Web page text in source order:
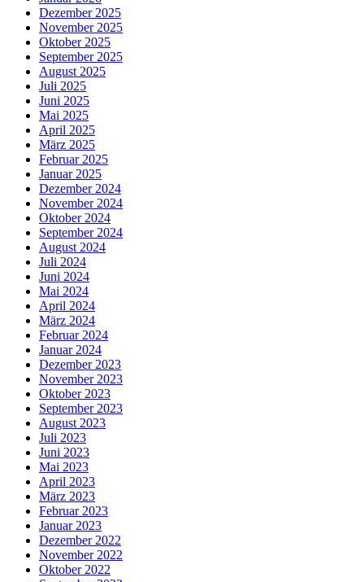
Dezember 2025
November 2025
Oktober 2025
September 2025
August 2025
Juli 2025
Juni 2025
Mai 2025
April 2025
März 2025
Februar 2025
Januar 2025
Dezember 2024
November 2024
Oktober 2024
September 2024
August 2024
Juli 2024
Juni 2024
Mai 2024
April 2024
März 2024
Februar 2024
Januar 2024
Dezember 2023
November 2023
Oktober 2023
September 2023
August 2023
Juli 2023
Juni 2023
Mai 2023
April 2023
März 2023
Februar 2023
Januar 2023
Dezember 2022
November 2022
Oktober 2022